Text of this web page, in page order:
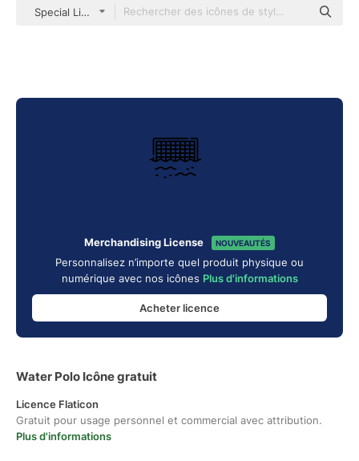
Special Lineal
Merchandising License NOUVEAUTÉS
Personnalisez n’importe quel produit physique ou
numérique avec nos icônes Plus d'informations
Acheter licence
Water Polo Icône gratuit
Licence Flaticon
Gratuit pour usage personnel et commercial avec attribution.
Plus d'informations